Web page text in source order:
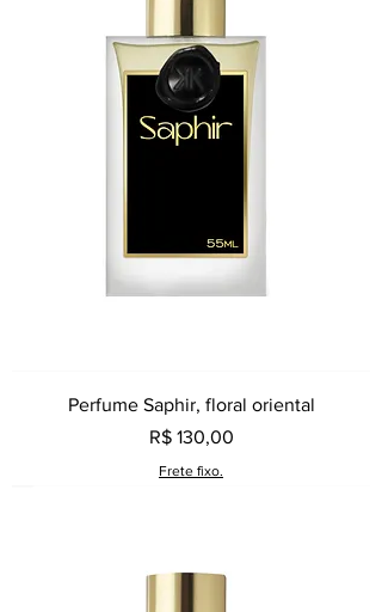
Perfume Saphir, floral oriental
Preço
R$ 130,00
Frete fixo.